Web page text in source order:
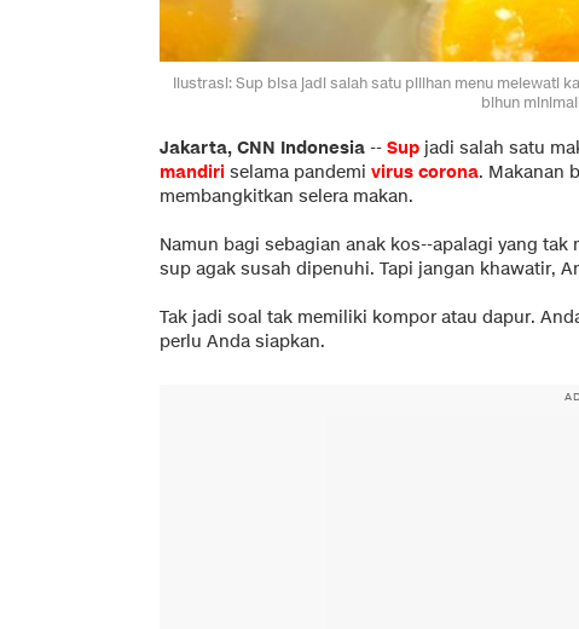
Ilustrasi: Sup bisa jadi salah satu pilihan menu melewati
bihun
Jakarta, CNN Indonesia -- Sup jadi salah satu
mandiri selama pandemi virus corona. Makanan
membangkitkan selera makan.
Namun bagi sebagian anak kos--apalagi yang
sup agak susah dipenuhi. Tapi jangan khawatir,
Tak jadi soal tak memiliki kompor atau dapur.
perlu Anda siapkan.